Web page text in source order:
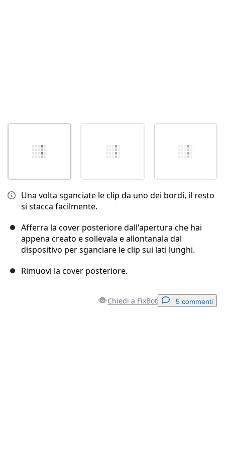
Una volta sganciate le clip da uno dei bordi, il resto
si stacca facilmente.
Afferra la cover posteriore dall'apertura che hai
appena creato e sollevala e allontanala dal
dispositivo per sganciare le clip sui lati lunghi.
Rimuovi la cover posteriore.
Chiedi a FixBot 5 commenti